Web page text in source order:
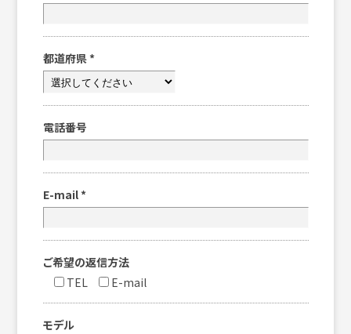
都道府県 *
電話番号
E-mail *
ご希望の返信方法
TEL
E-mail
モデル